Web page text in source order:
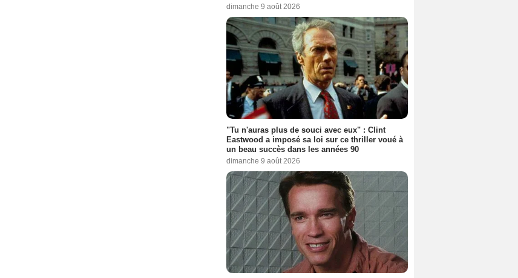
dimanche 9 août 2026
"Tu n'auras plus de souci avec eux" : Clint
Eastwood a imposé sa loi sur ce thriller voué à
un beau succès dans les années 90
dimanche 9 août 2026